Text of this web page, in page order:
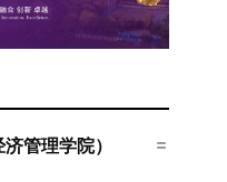
管理学院）